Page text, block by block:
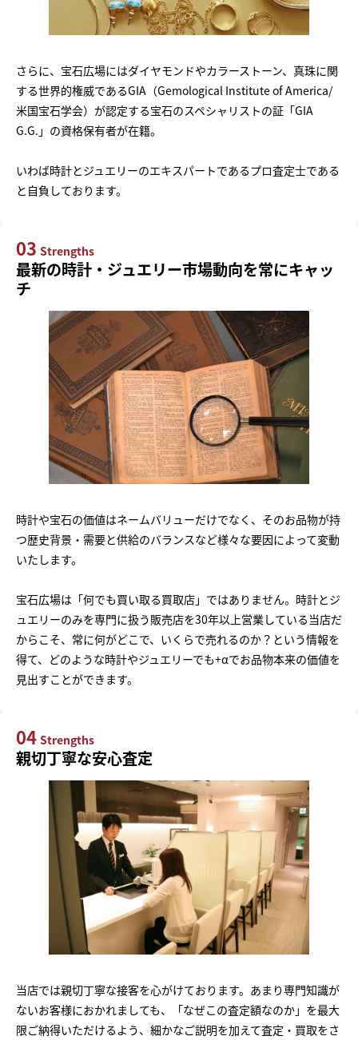
さらに、宝石広場にはダイヤモンドやカラーストーン、真珠に関
する世界的権威であるGIA（Gemological Institute of America/
米国宝石学会）が認定する宝石のスペシャリストの証「GIA
G.G.」の資格保有者が在籍。
いわば時計とジュエリーのエキスパートであるプロ査定士である
と自負しております。
03 Strengths
最新の時計・ジュエリー市場動向を常にキャッ
チ
時計や宝石の価値はネームバリューだけでなく、そのお品物が持
つ歴史背景・需要と供給のバランスなど様々な要因によって変動
いたします。
宝石広場は「何でも買い取る買取店」ではありません。時計とジ
ュエリーのみを専門に扱う販売店を30年以上営業している当店だ
からこそ、常に何がどこで、いくらで売れるのか？という情報を
得て、どのような時計やジュエリーでも+αでお品物本来の価値を
見出すことができます。
04 Strengths
親切丁寧な安心査定
当店では親切丁寧な接客を心がけております。あまり専門知識が
ないお客様におかれましても、「なぜこの査定額なのか」を最大
限ご納得いただけるよう、細かなご説明を加えて査定・買取をさ